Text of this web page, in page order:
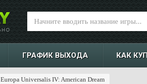
ГРАФИК ВЫХОДА КАК
Europa Universalis IV: American Dream